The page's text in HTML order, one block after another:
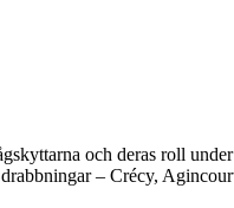
och deras roll
– Crécy,